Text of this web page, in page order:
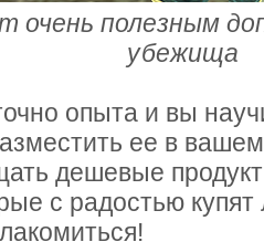
очень полезным
убежища
опыта и вы
ее в
дешевые
с радостью